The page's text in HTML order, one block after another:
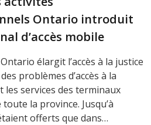
Ontario introduit
d’accès mobile
élargit l’accès à la justice
problèmes d’accès à la
services des terminaux
la province. Jusqu’à
offerts que dans…